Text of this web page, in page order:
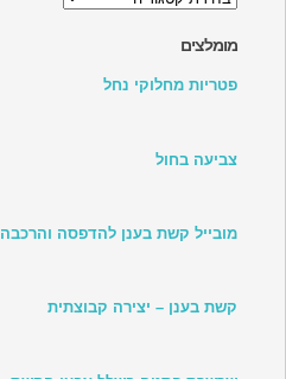
קטגוריות
מומלצים
פטריות מחלוקי נחל
צביעה בחול
מובייל קשת בענן להדפסה והרכבה
קשת בענן – יצירה קבוצתית